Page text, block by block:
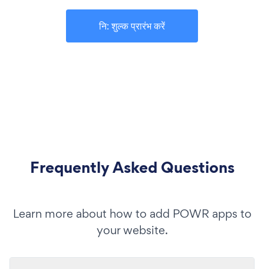
नि: शुल्क प्रारंभ करें
Frequently Asked Questions
Learn more about how to add POWR apps to
your website.